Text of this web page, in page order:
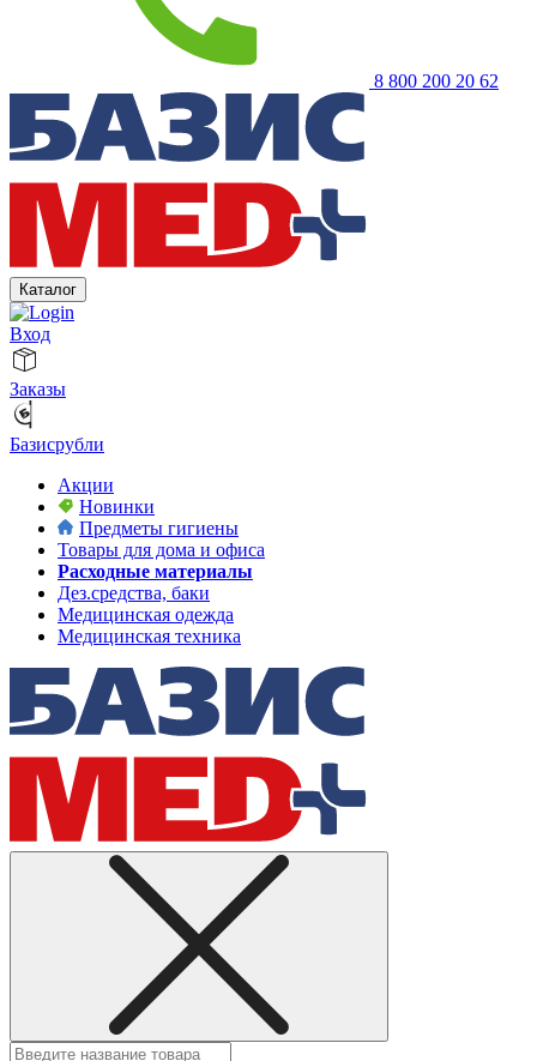
8 800 200 20 62
Каталог
Вход
Заказы
Базисрубли
Акции
Новинки
Предметы гигиены
Товары для дома и офиса
Расходные материалы
Дез.средства, баки
Медицинская одежда
Медицинская техника